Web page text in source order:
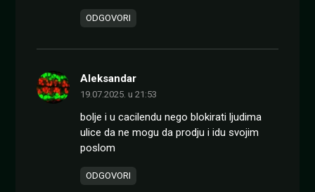
ODGOVORI
Aleksandar
19.07.2025. u 21:53
bolje i u cacilendu nego blokirati ljudima
ulice da ne mogu da prodju i idu svojim
poslom
ODGOVORI